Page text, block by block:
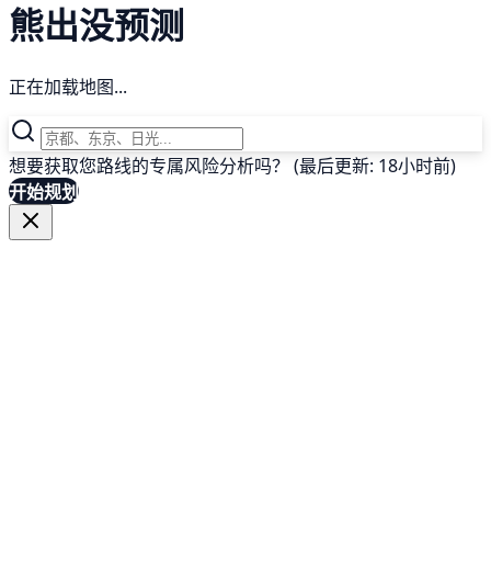
熊出没预测
正在加载地图...
想要获取您路线的专属风险分析吗？ (最后更新: 18小时前)
开始规划